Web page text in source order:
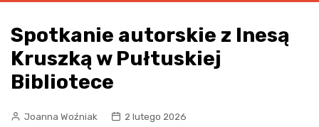
Spotkanie autorskie z Inesą
Kruszką w Pułtuskiej
Bibliotece
Joanna Woźniak
2 lutego 2026